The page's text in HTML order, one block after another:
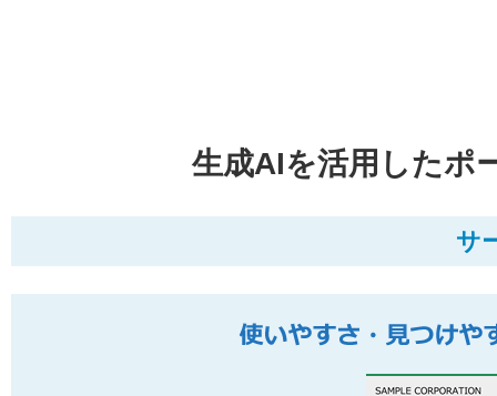
生成AIを活用したポ
サ